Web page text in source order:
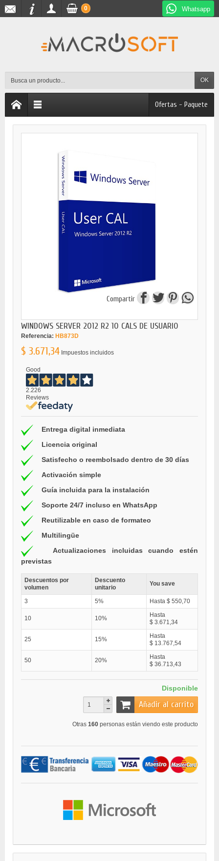
Whatsapp
OK
0
Ofertas - Paquete
Compartir
WINDOWS SERVER 2012 R2 10 CALS DE USUARIO
Referencia: HB873D
$ 3.671,34 Impuestos incluidos
Good
2.226
Reviews
Entrega digital inmediata
Licencia original
Satisfecho o reembolsado dentro de 30 días
Activación simple
Guía incluida para la instalación
Soporte 24/7 incluso en WhatsApp
Reutilizable en caso de formateo
Multilingüe
Actualizaciones incluidas cuando estén
previstas
Descuentos por
volumen
Descuento
unitario
You save
3 5% Hasta $ 550,70
10 10%
Hasta
$ 3.671,34
25 15%
Hasta
$ 13.767,54
50 20%
Hasta
$ 36.713,43
Disponible
Añadir al carrito
Otras 160 personas están viendo este producto